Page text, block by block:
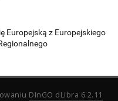
Europejską z Europejskiego
DInGO dLibra 6.2.11